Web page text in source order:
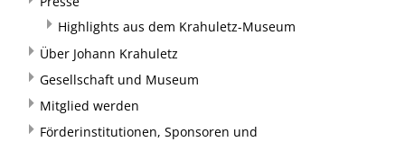
Highlights aus dem Krahuletz-Museum
Über Johann Krahuletz
Gesellschaft und Museum
Mitglied werden
Förderinstitutionen, Sponsoren und